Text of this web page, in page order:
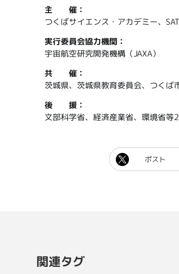
主 催：
つくばサイエンス・アカデミー、
実行委員会協力機関：
宇宙航空研究開発機構（JAXA）
共 催：
茨城県、茨城県教育委員会、つく
後 援：
文部科学省、経済産業省、環境省等
ポスト
関連タグ